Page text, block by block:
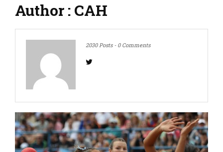
Author : CAH
2030 Posts- 0 Comments